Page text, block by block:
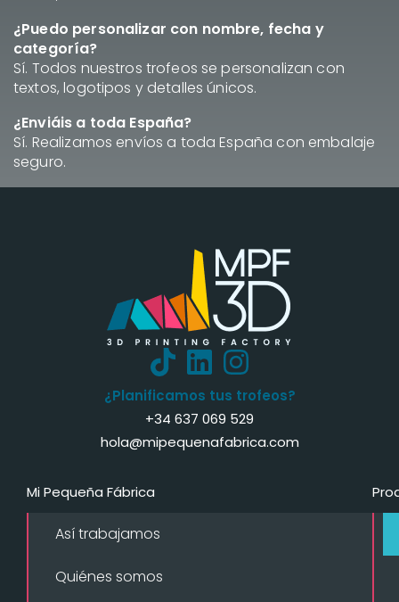
¿Puedo personalizar con nombre, fecha y
categoría?
Sí. Todos nuestros trofeos se personalizan con
textos, logotipos y detalles únicos.
¿Enviáis a toda España?
Sí. Realizamos envíos a toda España con embalaje
seguro.
¿Planificamos tus trofeos?
+34 637 069 529
hola@mipequenafabrica.com
Mi Pequeña Fábrica
Así trabajamos
Quiénes somos